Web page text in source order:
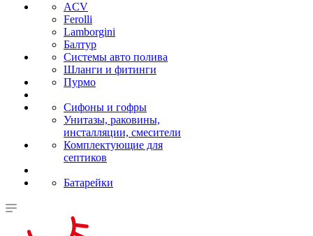
ACV
Ferolli
Lamborgini
Балтур
Системы авто полива
Шланги и фитинги
Пурмо
Сифоны и гофры
Унитазы, раковины,
инсталляции, смесители
Комплектующие для
септиков
Батарейки